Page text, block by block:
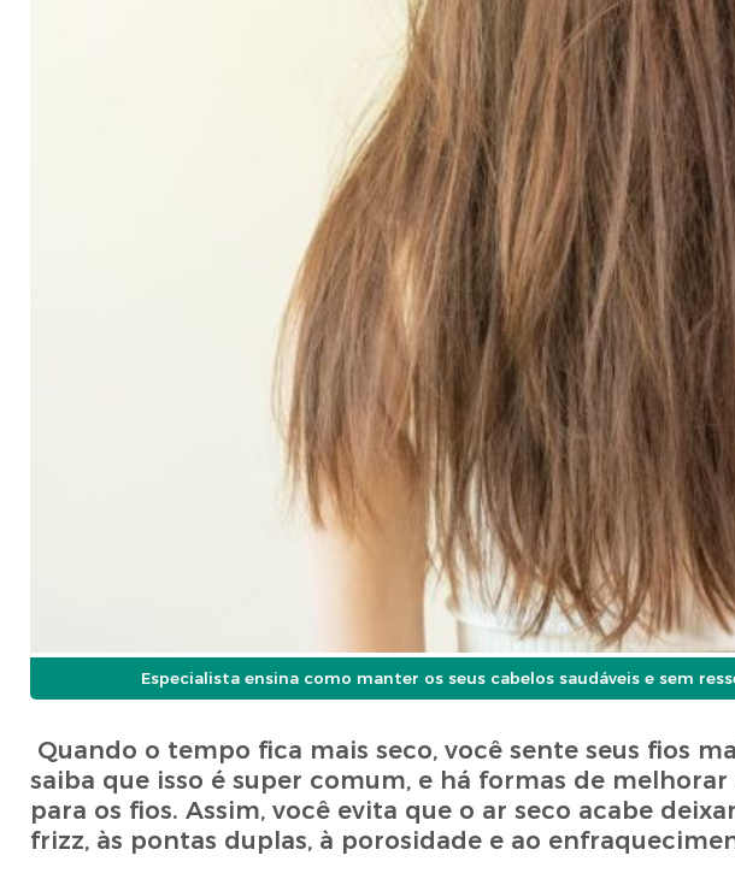
Especialista ensina como manter os seus cabelos saudáveis e sem
Quando o tempo fica mais seco, você sente seus fios
saiba que isso é super comum, e há formas de
para os fios. Assim, você evita que o ar seco acabe
frizz, às pontas duplas, à porosidade e ao